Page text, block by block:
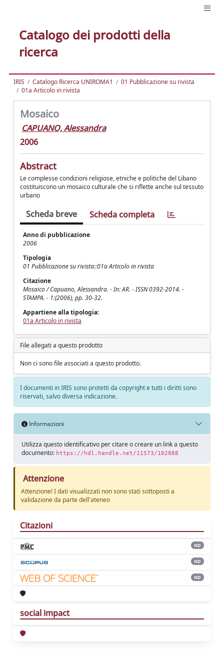
Catalogo dei prodotti della
ricerca
IRIS Catalogo Ricerca UNIROMA1
01 Pubblicazione su rivista
01a Articolo in rivista
Mosaico
CAPUANO, Alessandra
2006
Abstract
Le complesse condizioni religiose, etniche e politiche del Libano
costituiscono un mosaico culturale che si riflette anche sul tessuto
urbano
Scheda breve Scheda completa
Anno di pubblicazione
2006
Tipologia
01 Pubblicazione su rivista::01a Articolo in rivista
Citazione
Mosaico / Capuano, Alessandra. - In: AR. - ISSN 0392-2014. -
STAMPA. - 1:(2006), pp. 30-32.
Appartiene alla tipologia:
01a Articolo in rivista
File allegati a questo prodotto
Non ci sono file associati a questo prodotto.
I documenti in IRIS sono protetti da copyright e tutti i diritti sono
riservati, salvo diversa indicazione.
Informazioni
Utilizza questo identificativo per citare o creare un link a questo
documento: https://hdl.handle.net/11573/102888
Attenzione
Attenzione! I dati visualizzati non sono stati sottoposti a
validazione da parte dell'ateneo
Citazioni
ND
ND
ND
social impact